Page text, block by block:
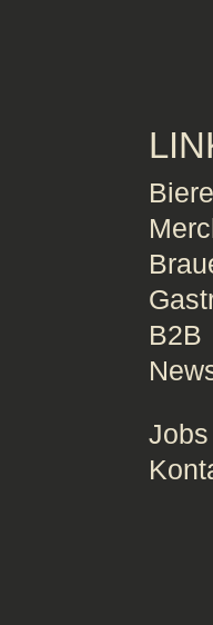
B2B
Jobs